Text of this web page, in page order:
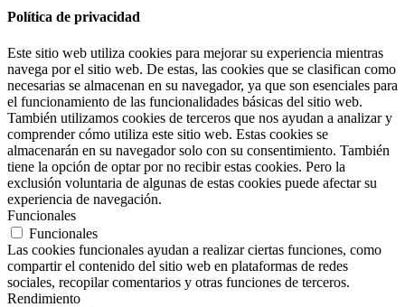
Política de privacidad
Este sitio web utiliza cookies para mejorar su experiencia mientras
navega por el sitio web. De estas, las cookies que se clasifican como
necesarias se almacenan en su navegador, ya que son esenciales para
el funcionamiento de las funcionalidades básicas del sitio web.
También utilizamos cookies de terceros que nos ayudan a analizar y
comprender cómo utiliza este sitio web. Estas cookies se
almacenarán en su navegador solo con su consentimiento. También
tiene la opción de optar por no recibir estas cookies. Pero la
exclusión voluntaria de algunas de estas cookies puede afectar su
experiencia de navegación.
Funcionales
Funcionales
Las cookies funcionales ayudan a realizar ciertas funciones, como
compartir el contenido del sitio web en plataformas de redes
sociales, recopilar comentarios y otras funciones de terceros.
Rendimiento